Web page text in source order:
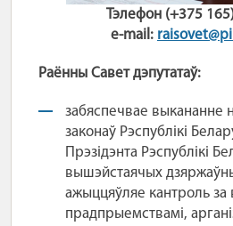
Тэлефон (+375
e-mail:
Раённы Савет дэпутатаў:
забяспечвае выкананне
законаў Рэспублікі
Прэзідэнта Рэспублікі
вышэйстаячых
ажыццяўляе кантроль за
прадпрыемствамі,